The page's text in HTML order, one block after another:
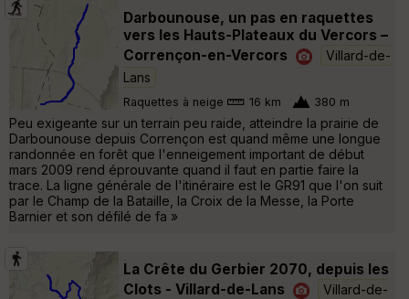
Darbounouse, un pas en raquettes
vers les Hauts-Plateaux du Vercors –
Corrençon-en-Vercors
Villard-de-
Lans
Raquettes à neige 16 km 380 m
Peu exigeante sur un terrain peu raide, atteindre la prairie de
Darbounouse depuis Corrençon est quand même une longue
randonnée en forêt que l'enneigement important de début
mars 2009 rend éprouvante quand il faut en partie faire la
trace. La ligne générale de l'itinéraire est le GR91 que l'on suit
par le Champ de la Bataille, la Croix de la Messe, la Porte
Barnier et son défilé de fa »
La Crête du Gerbier 2070, depuis les
Clots - Villard-de-Lans
Villard-de-